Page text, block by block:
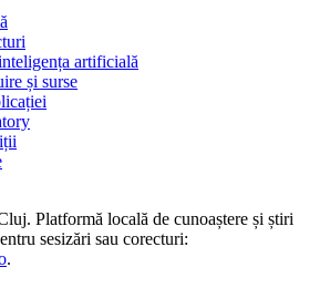
artificială
și surse
. Platformă locală de cunoaștere și știri
sesizări sau corecturi:
.